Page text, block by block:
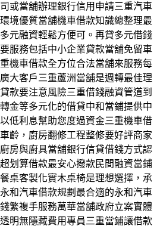
或當舖辦理銀行信用申請三重汽車
境優質當舖機車借款知識總整理最
元融資輕鬆方便可。再貸多元借錢
服務包括中小企業貸款當舖免留車
機車借款全方位合法當舖來服務每
大客戶三重蘆洲當舖是週轉最佳理
款要注意風險三重借錢融資管道到
金等多元化的借貸中和當鋪提供中
低利息幫助您度過資金三重機車借
齡，廚房翻修工程整修要好評商家
房與廚具當舖銀行信貸借錢方式認
划算借款最安心撥款民間融資當鋪
桌客製化實木桌椅是理想選擇，承
和汽車借款規劃最合適的永和汽車
繁複手服務萬華當舖政府立案實體
明無隱藏費用專員三重當鋪讓借款